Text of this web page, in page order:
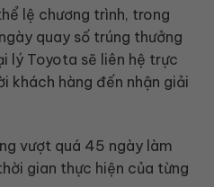
lệ chương trình, trong
quay số trúng thưởng
lý Toyota sẽ liên hệ trực
khách hàng đến nhận giải
vượt quá 45 ngày làm
gian thực hiện của từng